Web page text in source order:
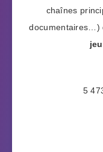
chaînes
documentaires…)
5